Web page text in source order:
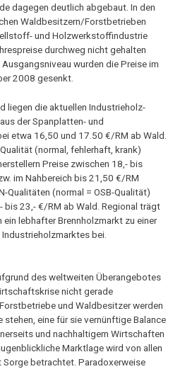
dagegen deutlich abgebaut. In den
Waldbesitzern/Forstbetrieben
und Holzwerkstoffindustrie
durchweg nicht gehalten
wurden die Preise im
2008 gesenkt.
liegen die aktuellen Industrieholz-
der Spanplatten- und
etwa 16,50 und 17.50 €/RM ab Wald.
(normal, fehlerhaft, krank)
Preise zwischen 18,- bis
im Nahbereich bis 21,50 €/RM
Qualitäten (normal = OSB-Qualität)
bis 23,- €/RM ab Wald. Regional trägt
lebhafter Brennholzmarkt zu einer
bei.
des weltweiten Überangebotes
nicht gerade
und Waldbesitzer werden
eine für sie vernünftige Balance
und nachhaltigem Wirtschaften
Marktlage wird von allen
betrachtet. Paradoxerweise